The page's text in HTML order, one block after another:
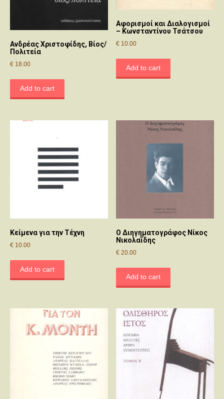
Ανδρέας Χριστοφίδης, Βίος/
Πολιτεία
€ 18.00
Add to cart
Αφορισμοί και Διαλογισμοί
– Κωνσταντίνου Τσάτσου
€ 10.00
Add to cart
Κείμενα για την Τέχνη
€ 10.00
Add to cart
Ο Διηγηματογράφος Νίκος
Νικολαΐδης
€ 20.00
Add to cart